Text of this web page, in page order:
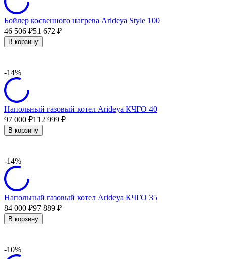
Бойлер косвенного нагрева Arideya Style 100
46 506 ₽51 672 ₽
В корзину
-14%
Напольный газовый котел Arideya КЧГО 40
97 000 ₽112 999 ₽
В корзину
-14%
Напольный газовый котел Arideya КЧГО 35
84 000 ₽97 889 ₽
В корзину
-10%